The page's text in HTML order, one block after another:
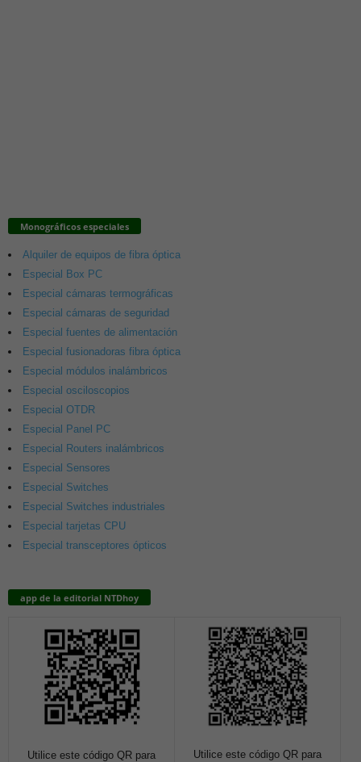
Monográficos especiales
Alquiler de equipos de fibra óptica
Especial Box PC
Especial cámaras termográficas
Especial cámaras de seguridad
Especial fuentes de alimentación
Especial fusionadoras fibra óptica
Especial módulos inalámbricos
Especial osciloscopios
Especial OTDR
Especial Panel PC
Especial Routers inalámbricos
Especial Sensores
Especial Switches
Especial Switches industriales
Especial tarjetas CPU
Especial transceptores ópticos
app de la editorial NTDhoy
Utilice este código QR para
Utilice este código QR para